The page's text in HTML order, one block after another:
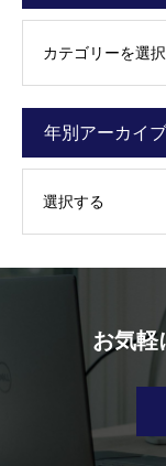
年別アーカイブ
お気軽